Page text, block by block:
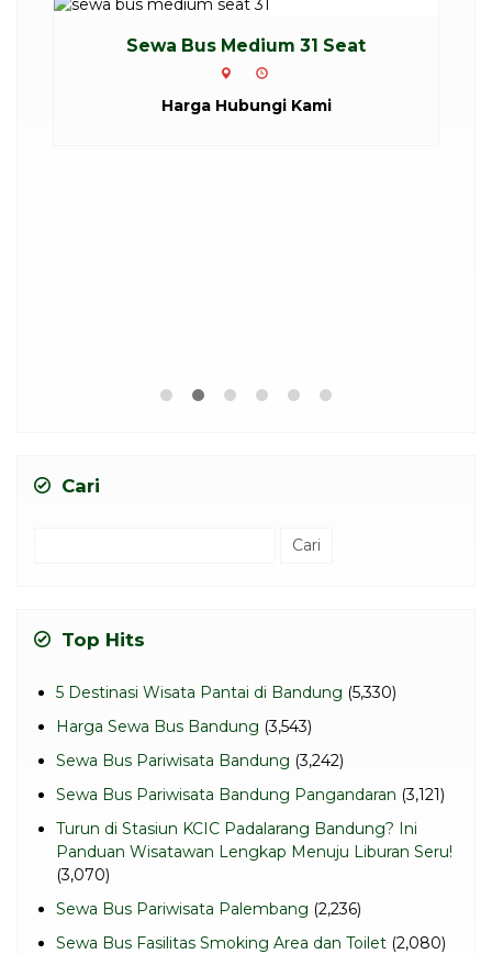
Cari
Top Hits
5 Destinasi Wisata Pantai di Bandung (5,330)
Harga Sewa Bus Bandung (3,543)
Sewa Bus Pariwisata Bandung (3,242)
Sewa Bus Pariwisata Bandung Pangandaran (3,121)
Turun di Stasiun KCIC Padalarang Bandung? Ini
Panduan Wisatawan Lengkap Menuju Liburan Seru!
(3,070)
Sewa Bus Pariwisata Palembang (2,236)
Sewa Bus Fasilitas Smoking Area dan Toilet (2,080)